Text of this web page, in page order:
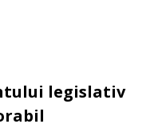
legislativ